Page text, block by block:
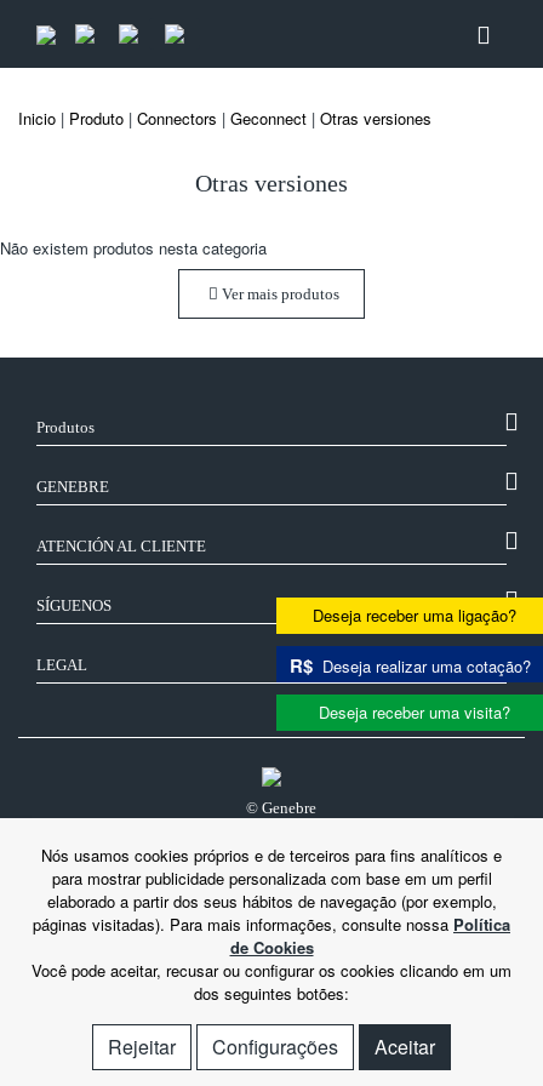
Inicio | Produto | Connectors | Geconnect | Otras versiones
Otras versiones
Não existem produtos nesta categoria
Ver mais produtos
Produtos
GENEBRE
ATENCIÓN AL CLIENTE
SÍGUENOS
LEGAL
© Genebre
Deseja receber uma ligação?
R$ Deseja realizar uma cotação?
Deseja receber uma visita?
Nós usamos cookies próprios e de terceiros para fins analíticos e
para mostrar publicidade personalizada com base em um perfil
elaborado a partir dos seus hábitos de navegação (por exemplo,
páginas visitadas). Para mais informações, consulte nossa Política
de Cookies
Você pode aceitar, recusar ou configurar os cookies clicando em um
dos seguintes botões:
Rejeitar Configurações Aceitar